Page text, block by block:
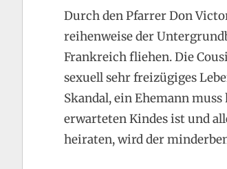
Durch den Pfarrer Don
reihenweise der
Frankreich fliehen. Die
sexuell sehr freizügiges
Skandal, ein Ehemann
erwarteten Kindes ist und
heiraten, wird der